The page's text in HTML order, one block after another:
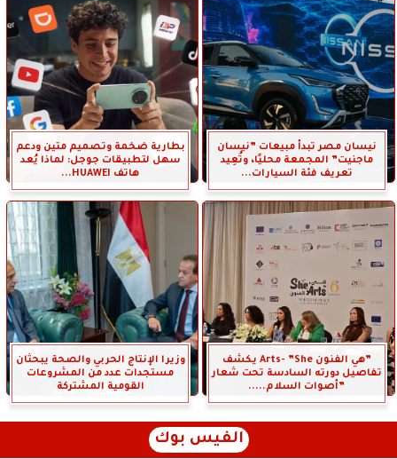
نيسان مصر تبدأ مبيعات ”نيسان
ماجنيت” المجمعة محليًا، وتُعِيد
تعريف فئة السيارات...
بطارية ضخمة وتصميم متين ودعم
سهل لتطبيقات جوجل: لماذا يُعد
هاتف HUAWEI...
”هي الفنون Arts- ”She يكشف
تفاصيل دورته السادسة تحت شعار
”أصوات السلام.....
وزيرا الإنتاج الحربي والصحة يبحثان
مستجدات عدد من المشروعات
القومية المشتركة
الفيس بوك